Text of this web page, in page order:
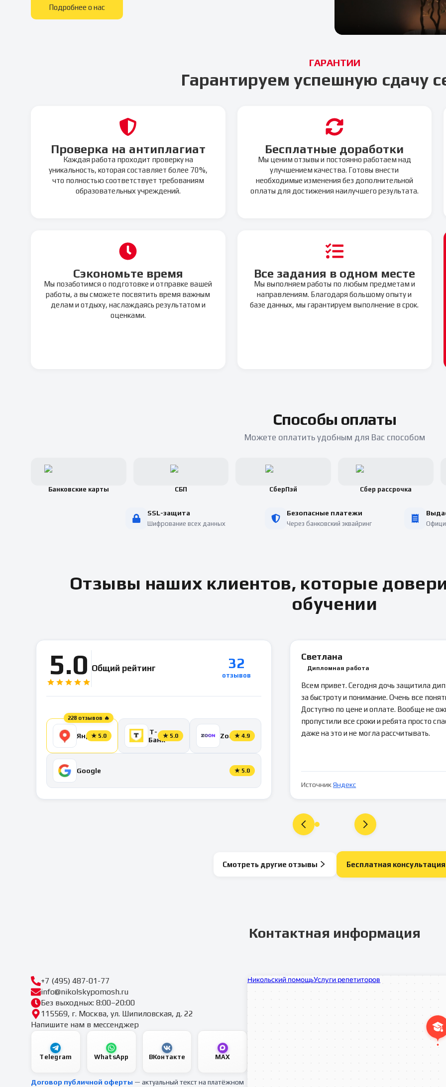
Подробнее о нас
ГАРАНТИИ
Гарантируем успешную сдачу
Проверка на антиплагиат
Каждая работа проходит проверку на
уникальность, которая составляет более 70%,
что полностью соответствует требованиям
образовательных учреждений.
Бесплатные доработки
Мы ценим отзывы и постоянно работаем над
улучшением качества. Готовы внести
необходимые изменения без дополнительной
оплаты для достижения наилучшего результата.
Сэкономьте время
Мы позаботимся о подготовке и отправке вашей
работы, а вы сможете посвятить время важным
делам и отдыху, наслаждаясь результатом и
оценками.
Все задания в одном месте
Мы выполняем работы по любым предметам и
направлениям. Благодаря большому опыту и
базе данных, мы гарантируем выполнение в срок.
Способы оплаты
Можете оплатить удобным для Вас способом
Банковские карты СБП СберПэй Сбер рассрочка
SSL-защита
Шифрование всех данных
Безопасные платежи
Через банковский эквайринг
Отзывы наших клиентов, которые
обучении
5.0 Общий рейтинг 32
отзывов
228 отзывов 🔥
Яндекс
★ 5.0
Т-
Банк★ 5.0 Zoon★4.9
Google ★ 5.0
Светлана
Дипломная работа
Всем привет. Сегодня дочь защитила
за быстроту и понимание. Очень все
Доступно по цене и оплате. Вообще не
пропустили все сроки и ребята просто
даже на это и не могла рассчитывать.
Источник Яндекс
Смотреть другие отзывы Бесплатная консультация
Контактная информация
+7 (495) 487-01-77
info@nikolskypomosh.ru
Без выходных: 8:00–20:00
115569, г. Москва, ул. Шипиловская, д. 22
Напишите нам в мессенджер
Telegram WhatsApp ВКонтакте MAX
Договор публичной оферты — актуальный текст на платёжном